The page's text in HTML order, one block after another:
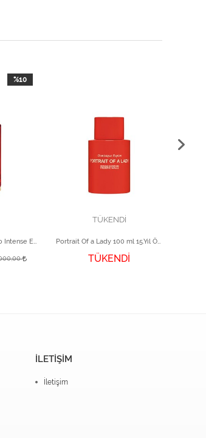
%10
TÜKENDİ
TÜKENDİ
İLETİŞİM
İletişim